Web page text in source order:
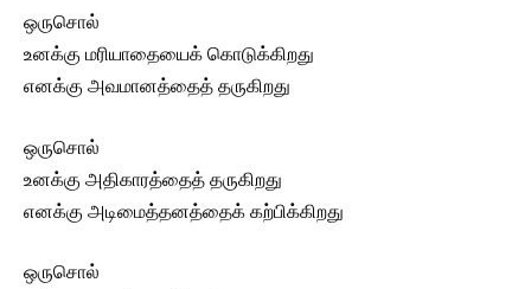
ஒருசொல்
உனக்கு மரியாதையைக் கொடுக்கிறது
எனக்கு அவமானத்தைத் தருகிறது
ஒருசொல்
உனக்கு அதிகாரத்தைத் தருகிறது
எனக்கு அடிமைத்தனத்தைக் கற்பிக்கிறது
ஒருசொல்